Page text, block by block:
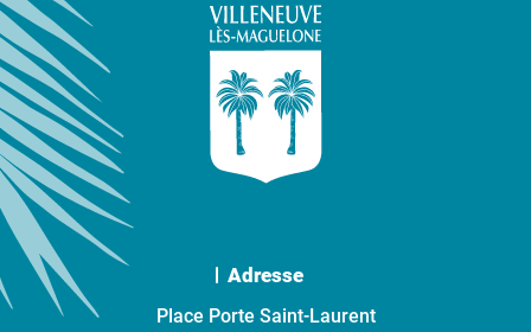
Adresse
Place Porte Saint-Laurent